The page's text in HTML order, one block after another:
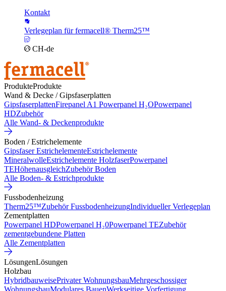
Kontakt
Verlegeplan für fermacell® Therm25™
CH-de
ProdukteProdukte
Wand & Decke / Gipsfaserplatten
GipsfaserplattenFirepanel A1 Powerpanel H₂OPowerpanel
HDZubehör
Alle Wand- & Deckenprodukte
Boden / Estrichelemente
Gipsfaser EstrichelementeEstrichelemente
MineralwolleEstrichelemente HolzfaserPowerpanel
TEHöhenausgleichZubehör Boden
Alle Boden- & Estrichprodukte
Fussbodenheizung
Therm25™Zubehör FussbodenheizungIndividueller Verlegeplan
Zementplatten
Powerpanel HDPowerpanel H₂0Powerpanel TEZubehör
zementgebundene Platten
Alle Zementplatten
LösungenLösungen
Holzbau
HybridbauweisePrivater WohnungsbauMehrgeschossiger
WohnungsbauModulares BauenWerkseitige Vorfertigung